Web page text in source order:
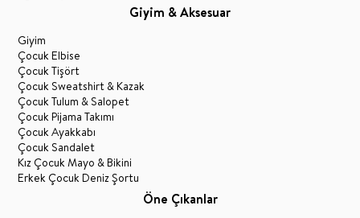
Giyim & Aksesuar
Giyim
Çocuk Elbise
Çocuk Tişört
Çocuk Sweatshirt & Kazak
Çocuk Tulum & Salopet
Çocuk Pijama Takımı
Çocuk Ayakkabı
Çocuk Sandalet
Kız Çocuk Mayo & Bikini
Erkek Çocuk Deniz Şortu
Öne Çıkanlar